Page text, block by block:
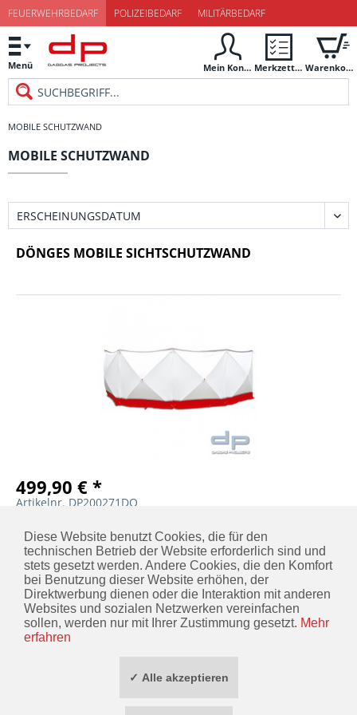
FEUERWEHRBEDARF POLIZEIBEDARF MILITÄRBEDARF
Menü Mein Konto Merkzettel Warenkorb
MOBILE SCHUTZWAND
MOBILE SCHUTZWAND
DÖNGES MOBILE SICHTSCHUTZWAND
499,90 € *
Artikelnr. DP200271DO
MERKEN IN DEN WARENKORB
KONTAKT
INFORMATIONEN
ZAHLUNG / VERSAND
Diese Website benutzt Cookies, die für den
technischen Betrieb der Website erforderlich sind und
stets gesetzt werden. Andere Cookies, die den Komfort
bei Benutzung dieser Website erhöhen, der
Direktwerbung dienen oder die Interaktion mit anderen
Websites und sozialen Netzwerken vereinfachen
sollen, werden nur mit Ihrer Zustimmung gesetzt. Mehr
erfahren
✓ Alle akzeptieren